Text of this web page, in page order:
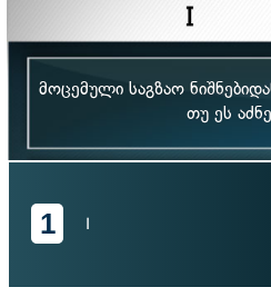
მოცემული საგზაო
თუ ეს
1 I